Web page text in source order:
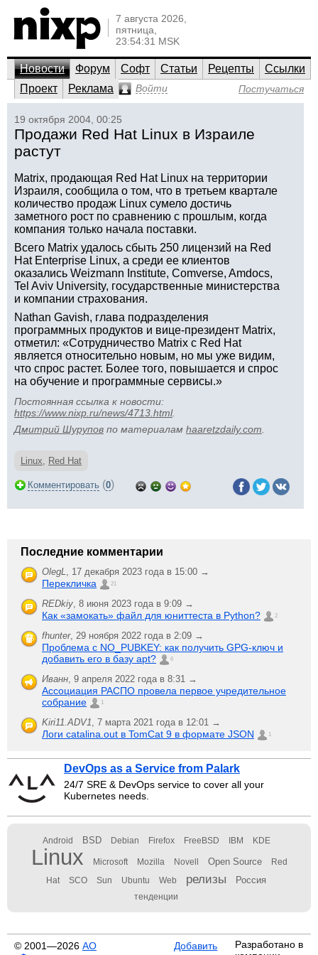
7 августа 2026,
пятница,
23:54:31 MSK
Новости Форум Софт Статьи Рецепты
Ссылки
Проект
Реклама Войти Постучаться
19 октября 2004, 00:25
Продажи Red Hat Linux в Израиле
растут
Matrix, продающая Red Hat Linux на территории
Израиля, сообщила о том, что в третьем квартале
количество продаж Linux сумело достичь
заметного рост по сравнению с прошлым, когда
компания только начала поставки.
Всего Matrix удалось сбыть 250 лицензий на Red
Hat Enterprise Linux, а среди ее клиентов
оказались Weizmann Institute, Comverse, Amdocs,
Tel Aviv University, государственные министерства
и компании страхования.
Nathan Gavish, глава подразделения
программных продуктов и вице-президент Matrix,
отметил: «Сотрудничество Matrix с Red Hat
является относительно новым, но мы уже видим,
что спрос растет. Более того, повышается и спрос
на обучение и программные сервисы.»
Постоянная ссылка к новости:
https://www.nixp.ru/news/4713.html.
Дмитрий Шурупов по материалам haaretzdaily.com
Linux, Red Hat
Комментировать (0)
Последние комментарии
OlegL, 17 декабря 2023 года в 15:00 →
Перекличка 21
REDkiy, 8 июня 2023 года в 9:09 →
Как «замокать» файл для юниттеста в Python? 2
fhunter, 29 ноября 2022 года в 2:09 →
Проблема с NO_PUBKEY: как получить GPG-ключ и
добавить его в базу apt?
6
Иванн, 9 апреля 2022 года в 8:31 →
Ассоциация РАСПО провела первое учредительное
собрание
1
Kiri11.ADV1, 7 марта 2021 года в 12:01 →
Логи catalina.out в TomCat 9 в формате JSON 1
DevOps as a Service from Palark
24/7 SRE & DevOps service to cover all your
Kubernetes needs.
Android BSD Debian Firefox FreeBSD IBM KDE
Linux Microsoft Mozilla Novell Open Source Red
Hat SCO Sun Ubuntu Web релизы Россия
тенденции
© 2001—2026 АО
Добавить
Разработано в